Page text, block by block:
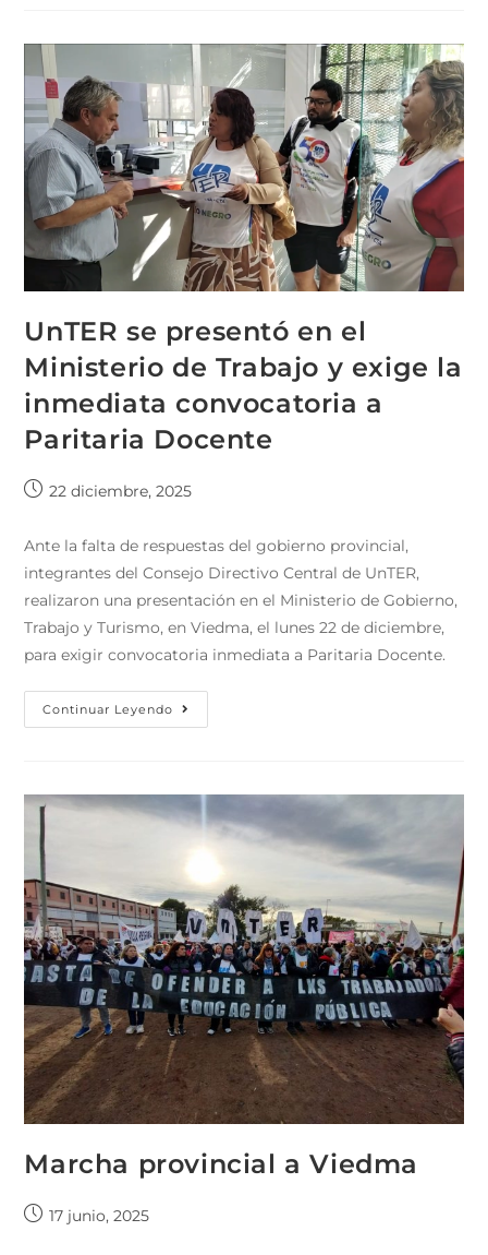
UnTER se presentó en el
Ministerio de Trabajo y exige la
inmediata convocatoria a
Paritaria Docente
22 diciembre, 2025
Ante la falta de respuestas del gobierno provincial,
integrantes del Consejo Directivo Central de UnTER,
realizaron una presentación en el Ministerio de Gobierno,
Trabajo y Turismo, en Viedma, el lunes 22 de diciembre,
para exigir convocatoria inmediata a Paritaria Docente.
Continuar Leyendo
Marcha provincial a Viedma
17 junio, 2025